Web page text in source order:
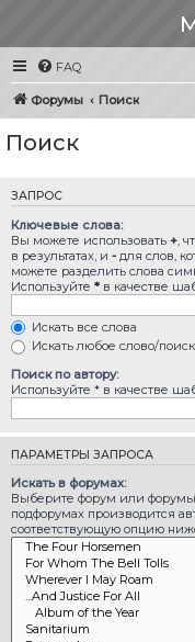
FAQ
Форумы Поиск
Поиск
ЗАПРОС
Ключевые слова:
Вы можете использовать + ,
в результатах, и - для слов,
можете разделить слова
Используйте * в качестве
Искать все слова
Искать любое слово/
Поиск по автору:
Используйте * в качестве
ПАРАМЕТРЫ ЗАПРОСА
Искать в форумах:
Выберите форум или
подфорумах производится
соответствующую опцию